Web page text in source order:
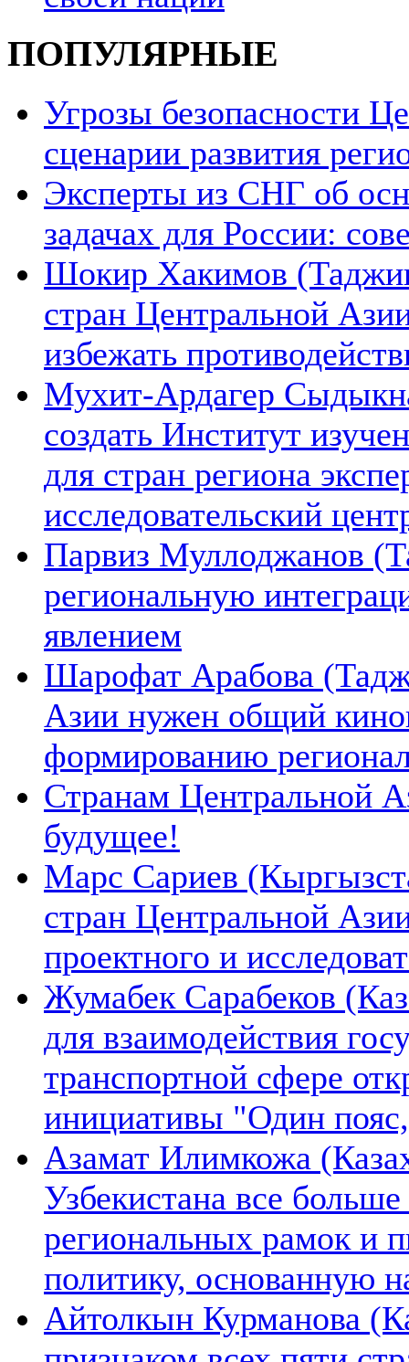
ПОПУЛЯРНЫЕ
Угрозы безопасности
сценарии развития
Эксперты из СНГ об
задачах для России:
Шокир Хакимов
стран Центральной
избежать
Мухит-Ардагер
создать Институт
для стран региона
исследовательский
Парвиз Муллоджанов
региональную
явлением
Шарофат Арабова
Азии нужен общий
формированию
Странам Центральной
будущее!
Марс Сариев
стран Центральной
проектного и
Жумабек Сарабеков
для взаимодействия
транспортной сфере
инициативы "Один
Азамат Илимкожа
Узбекистана все
региональных рамок и
политику, основанную
Айтолкын Курманова